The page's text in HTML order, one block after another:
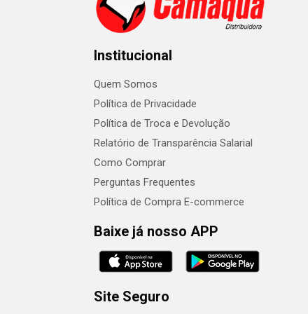
Institucional
Quem Somos
Política de Privacidade
Política de Troca e Devolução
Relatório de Transparência Salarial
Como Comprar
Perguntas Frequentes
Política de Compra E-commerce
Baixe já nosso APP
Site Seguro